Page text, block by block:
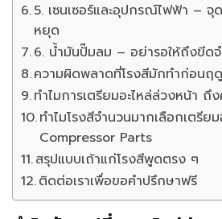
5. เซนเซอร์และอุปกรณ์ไฟฟ้า – จุ
หยุด
6. น้ำมันปั๊มลม – อย่ารอให้ถึงขีด
ความผิดพลาดที่โรงสีมักทำก่อนฤ
ทำไมการเตรียมอะไหล่ล่วงหน้า ถึ
ทำไมโรงสีจำนวนมากเลือกเตรียม
Compressor Parts
สรุปแบบเถ้าแก่โรงสีพูดตรง ๆ
ติดต่อเราเพื่อขอคำปรึกษาฟรี